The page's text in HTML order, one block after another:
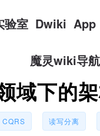
验室 Dwiki App
魔灵wiki导航
域下的
CQRS 读写分离